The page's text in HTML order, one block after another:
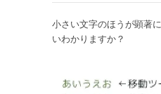
小さい文字のほうが顕著
いわかりますか？